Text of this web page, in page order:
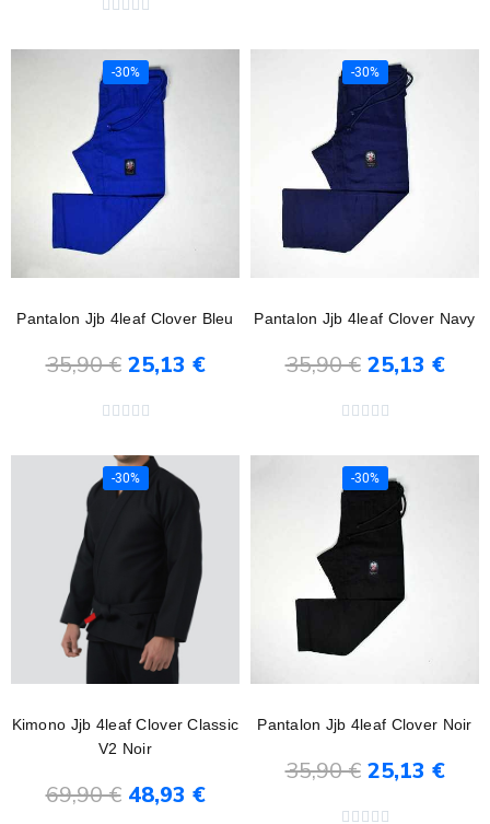
-30%
Pantalon Jjb 4leaf Clover Bleu
35,90 € 25,13 €
    
-30%
Pantalon Jjb 4leaf Clover Navy
35,90 € 25,13 €
    
-30%
Kimono Jjb 4leaf Clover Classic
V2 Noir
69,90 € 48,93 €
-30%
Pantalon Jjb 4leaf Clover Noir
35,90 € 25,13 €
    